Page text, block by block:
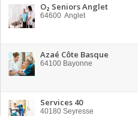
O₂ Seniors Anglet
64600 Anglet
Azaé Côte Basque
64100 Bayonne
Services 40
40180 Seyresse